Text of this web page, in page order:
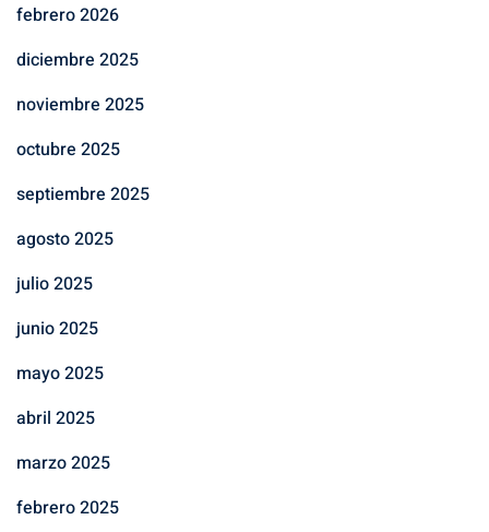
febrero 2026
diciembre 2025
noviembre 2025
octubre 2025
septiembre 2025
agosto 2025
julio 2025
junio 2025
mayo 2025
abril 2025
marzo 2025
febrero 2025